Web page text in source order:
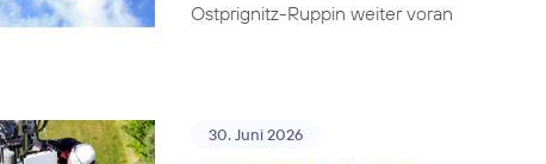
Ostprignitz-Ruppin weiter voran
30. Juni 2026